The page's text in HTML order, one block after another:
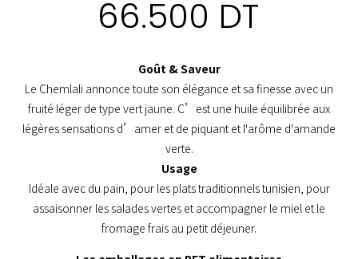
66.500 DT
Goût & Saveur
Le Chemlali annonce toute son élégance et sa finesse avec un
fruité léger de type vert jaune. C’est une huile équilibrée aux
légères sensations d’amer et de piquant et l'arôme d'amande
verte.
Usage
Idéale avec du pain, pour les plats traditionnels tunisien, pour
assaisonner les salades vertes et accompagner le miel et le
fromage frais au petit déjeuner.